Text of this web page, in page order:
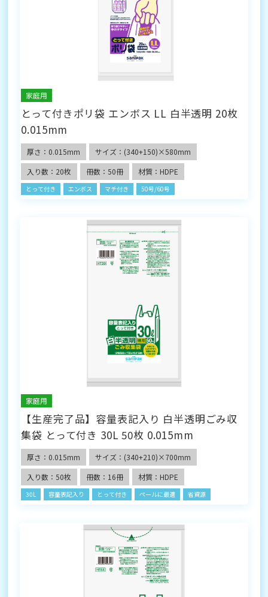
家庭用
とって付きポリ袋 エンボス LL 白半透明 20枚
0.015mm
厚さ：0.015mm
サイズ：(340+150)×580mm
入り数：20枚
冊数：50冊 材質：HDPE
とって付き エンボス マチ付き 50号/60号
家庭用
【生産完了品】容量表記入り 白半透明ごみ収
集袋 とって付き 30L 50枚 0.015mm
厚さ：0.015mm
サイズ：(340+210)×700mm
入り数：50枚
冊数：16冊 材質：HDPE
30L 容量表記入り とって付き ペールに最適 省資源